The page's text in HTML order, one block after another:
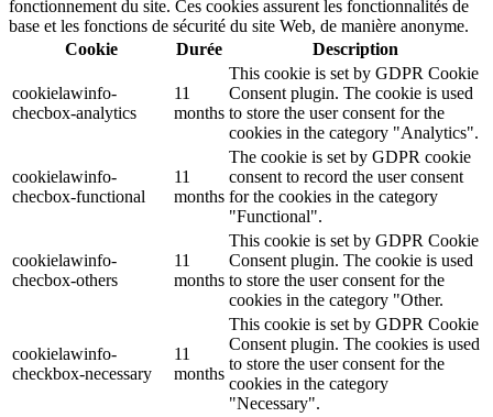
fonctionnement du site. Ces cookies assurent les fonctionnalités de
base et les fonctions de sécurité du site Web, de manière anonyme.
Cookie
Durée Description
cookielawinfo-
checbox-analytics
11
months
This cookie is set by GDPR Cookie
Consent plugin. The cookie is used
to store the user consent for the
cookies in the category "Analytics".
cookielawinfo-
checbox-functional
11
months
The cookie is set by GDPR cookie
consent to record the user consent
for the cookies in the category
"Functional".
cookielawinfo-
checbox-others
11
months
This cookie is set by GDPR Cookie
Consent plugin. The cookie is used
to store the user consent for the
cookies in the category "Other.
cookielawinfo-
checkbox-necessary
11
months
This cookie is set by GDPR Cookie
Consent plugin. The cookies is used
to store the user consent for the
cookies in the category
"Necessary".